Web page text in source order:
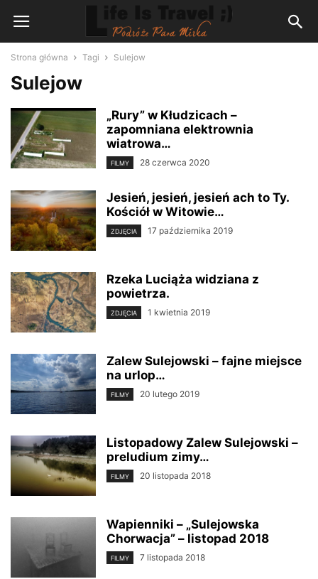
Strona główna Tagi Sulejow
Sulejow
„Rury” w Kłudzicach –
zapomniana elektrownia
wiatrowa…
FILMY 28 czerwca 2020
Jesień, jesień, jesień ach to Ty.
Kościół w Witowie…
ZDJĘCIA 17 października 2019
Rzeka Luciąża widziana z
powietrza.
ZDJĘCIA 1 kwietnia 2019
Zalew Sulejowski – fajne miejsce
na urlop…
FILMY 20 lutego 2019
Listopadowy Zalew Sulejowski –
preludium zimy…
FILMY 20 listopada 2018
Wapienniki – „Sulejowska
Chorwacja” – listopad 2018
FILMY 7 listopada 2018